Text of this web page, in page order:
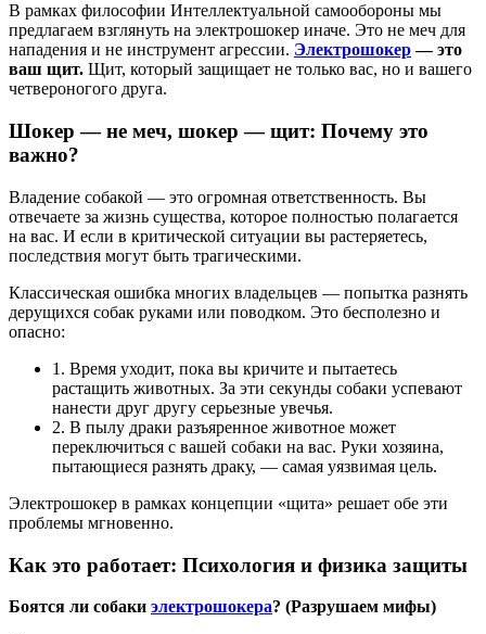
В рамках философии Интеллектуальной самообороны мы
предлагаем взглянуть на электрошокер иначе. Это не меч для
нападения и не инструмент агрессии. Электрошокер— это
ваш щит. Щит, который защищает не только вас, но и вашего
четвероногого друга.
Шокер — не меч, шокер — щит: Почему это
важно?
Владение собакой — это огромная ответственность. Вы
отвечаете за жизнь существа, которое полностью полагается
на вас. И если в критической ситуации вы растеряетесь,
последствия могут быть трагическими.
Классическая ошибка многих владельцев — попытка разнять
дерущихся собак руками или поводком. Это бесполезно и
опасно:
1. Время уходит, пока вы кричите и пытаетесь
растащить животных. За эти секунды собаки успевают
нанести друг другу серьезные увечья.
2. В пылу драки разъяренное животное может
переключиться с вашей собаки на вас. Руки хозяина,
пытающиеся разнять драку, — самая уязвимая цель.
Электрошокер в рамках концепции «щита» решает обе эти
проблемы мгновенно.
Как это работает: Психология и физика защиты
Боятся ли собаки электрошокера? (Разрушаем мифы)